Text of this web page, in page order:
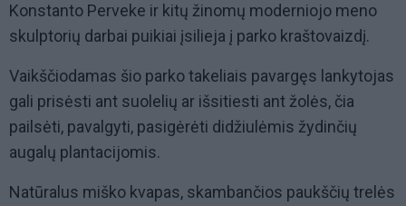
Konstanto Perveke ir kitų žinomų moderniojo meno
skulptorių darbai puikiai įsilieja į parko kraštovaizdį.
Vaikščiodamas šio parko takeliais pavargęs lankytojas
gali prisėsti ant suolelių ar išsitiesti ant žolės, čia
pailsėti, pavalgyti, pasigėrėti didžiulėmis žydinčių
augalų plantacijomis.
Natūralus miško kvapas, skambančios paukščių trelės